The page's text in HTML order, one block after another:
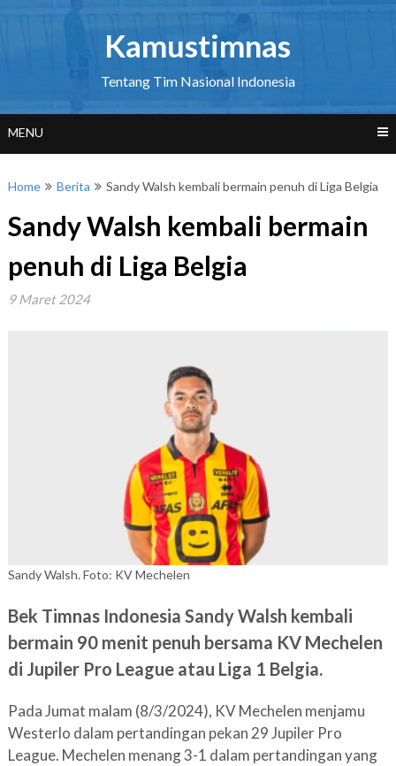
Kamustimnas
Tentang Tim Nasional Indonesia
MENU
Home Berita Sandy Walsh kembali bermain penuh di Liga Belgia
Sandy Walsh kembali bermain
penuh di Liga Belgia
9 Maret 2024
Sandy Walsh. Foto: KV Mechelen
Bek Timnas Indonesia Sandy Walsh kembali
bermain 90 menit penuh bersama KV Mechelen
di Jupiler Pro League atau Liga 1 Belgia.
Pada Jumat malam (8/3/2024), KV Mechelen menjamu
Westerlo dalam pertandingan pekan 29 Jupiler Pro
League. Mechelen menang 3-1 dalam pertandingan yang